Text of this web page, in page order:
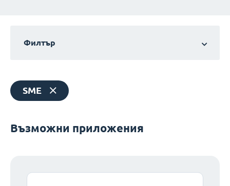
Филтър
SME
Възможни приложения